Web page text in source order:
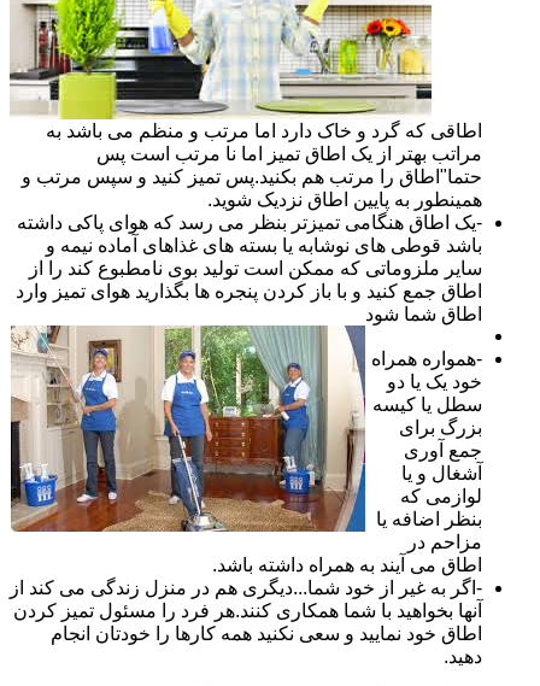
اطاقی که گرد و خاک دارد اما مرتب و منظم می باشد به
مراتب بهتر از یک اطاق تمیز اما نا مرتب است پس
حتما"اطاق را مرتب هم بکنید.پس تمیز کنید و سپس مرتب و
همینطور به پایین اطاق نزدیک شوید.
-یک اطاق هنگامی تمیزتر بنظر می رسد که هوای پاکی داشته
باشد قوطی های نوشابه یا بسته های غذاهای آماده نیمه و
سایر ملزوماتی که ممکن است تولید بوی نامطبوع کند را از
اطاق جمع کنید و با باز کردن پنجره ها بگذارید هوای تمیز وارد
اطاق شما شود
-همواره همراه
خود یک یا دو
سطل یا کیسه
بزرگ برای
جمع آوری
آشغال و یا
لوازمی که
بنظر اضافه یا
مزاحم در
اطاق می آیند به همراه داشته باشد.
-اگر به غیر از خود شما...دیگری هم در منزل زندگی می کند از
آنها بخواهید با شما همکاری کنند.هر فرد را مسئول تمیز کردن
اطاق خود نمایید و سعی نکنید همه کارها را خودتان انجام
دهید.